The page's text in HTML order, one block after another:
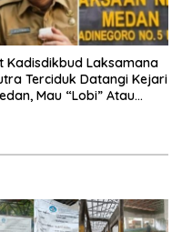
Kadisdikbud Laksamana
Terciduk Datangi Kejari
Mau “Lobi” Atau